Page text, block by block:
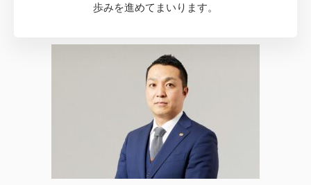
歩みを進めてまいります。